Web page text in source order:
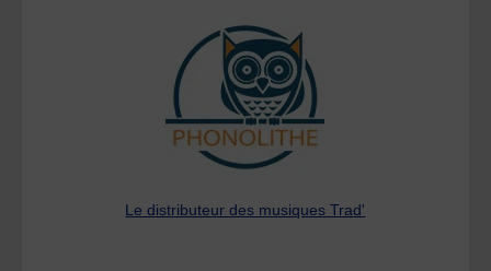
Le distributeur des musiques Trad'